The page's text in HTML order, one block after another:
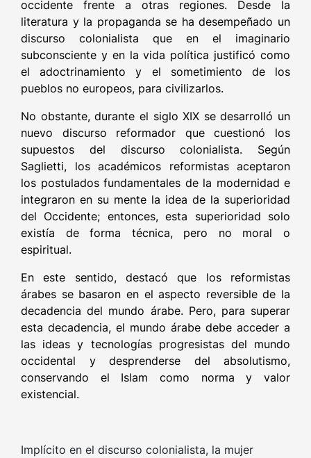
occidente frente a otras regiones. Desde la
literatura y la propaganda se ha desempeñado un
discurso colonialista que en el imaginario
subconsciente y en la vida política justificó como
el adoctrinamiento y el sometimiento de los
pueblos no europeos, para civilizarlos.
No obstante, durante el siglo XIX se desarrolló un
nuevo discurso reformador que cuestionó los
supuestos del discurso colonialista. Según
Saglietti, los académicos reformistas aceptaron
los postulados fundamentales de la modernidad e
integraron en su mente la idea de la superioridad
del Occidente; entonces, esta superioridad solo
existía de forma técnica, pero no moral o
espiritual.
En este sentido, destacó que los reformistas
árabes se basaron en el aspecto reversible de la
decadencia del mundo árabe. Pero, para superar
esta decadencia, el mundo árabe debe acceder a
las ideas y tecnologías progresistas del mundo
occidental y desprenderse del absolutismo,
conservando el Islam como norma y valor
existencial.
Implícito en el discurso colonialista, la mujer